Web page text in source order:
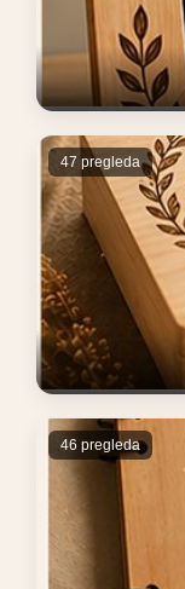
47 pregleda
46 pregleda